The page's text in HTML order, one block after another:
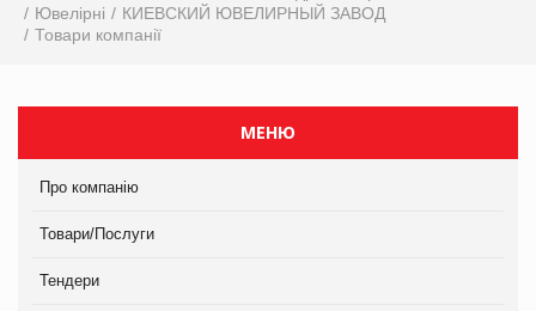
Ювелірні
КИЕВСКИЙ ЮВЕЛИРНЫЙ ЗАВОД
Товари компанії
МЕНЮ
Про компанію
Товари/Послуги
Тендери